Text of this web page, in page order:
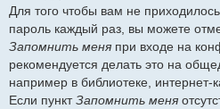
Для того чтобы вам не
пароль каждый раз, вы можете
Запомнить меня при входе на
рекомендуется делать это на
например в библиотеке, интернет-
Если пунктЗапомнить меня